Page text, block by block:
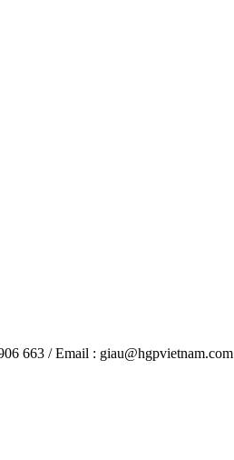
663 / Email : giau@hgpvietnam.com